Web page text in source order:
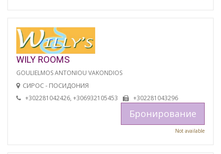
WILY ROOMS
GOULIELMOS ANTONIOU VAKONDIOS
СИРОС - ПОСИДОНИЯ
+302281042426, +306932105453 +302281043296
Бронирование
Not available